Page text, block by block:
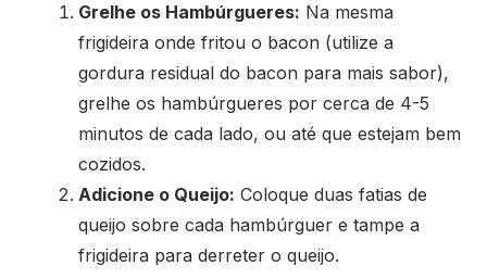
Grelhe os Hambúrgueres: Na mesma
frigideira onde fritou o bacon (utilize a
gordura residual do bacon para mais sabor),
grelhe os hambúrgueres por cerca de 4-5
minutos de cada lado, ou até que estejam bem
cozidos.
Adicione o Queijo: Coloque duas fatias de
queijo sobre cada hambúrguer e tampe a
frigideira para derreter o queijo.